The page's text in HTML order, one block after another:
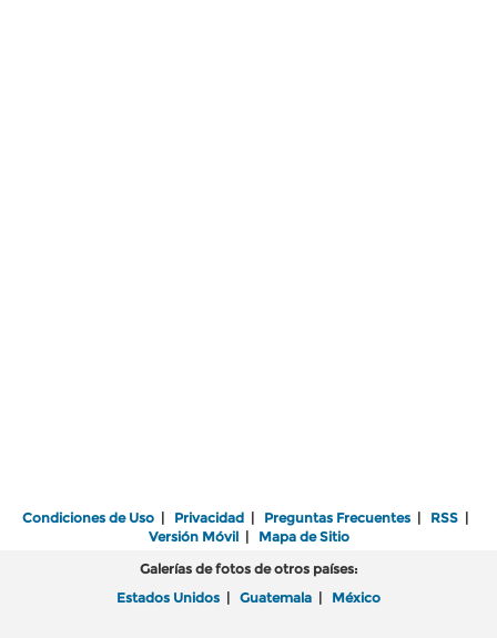
Condiciones de Uso | Privacidad | Preguntas Frecuentes | RSS |
Versión Móvil| Mapa de Sitio
Galerías de fotos de otros países:
Estados Unidos | Guatemala | México